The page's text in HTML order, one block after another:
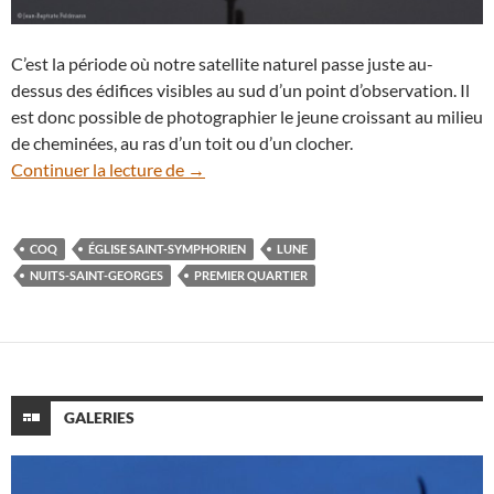
C’est la période où notre satellite naturel passe juste au-
dessus des édifices visibles au sud d’un point d’observation. Il
est donc possible de photographier le jeune croissant au milieu
de cheminées, au ras d’un toit ou d’un clocher.
Continuer la lecture de Premier Quartier de Lune pour un coq
→
COQ ÉGLISE SAINT-SYMPHORIEN
LUNE
NUITS-SAINT-GEORGES
PREMIER QUARTIER
GALERIES